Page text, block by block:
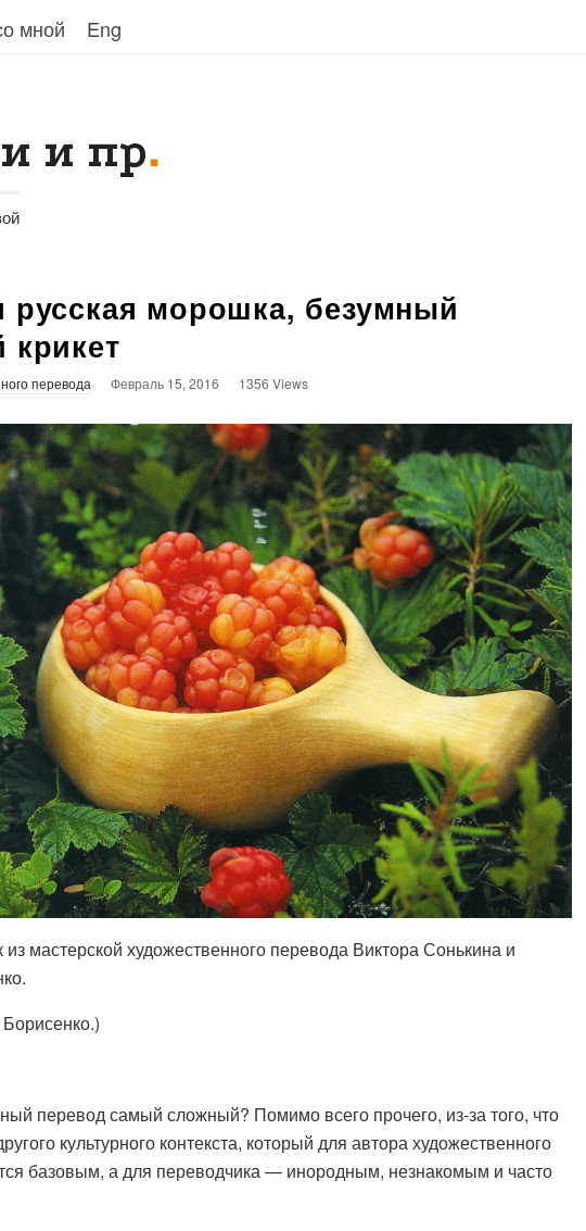
мной Eng
мной Eng
и пр.
русская морошка, безумный
крикет
перевода Февраль 15, 2016 1356 Views
из мастерской художественного перевода Виктора Сонькина и
перевод самый сложный? Помимо всего прочего, из-за того, что
культурного контекста, который для автора художественного
базовым, а для переводчика — инородным, незнакомым и часто